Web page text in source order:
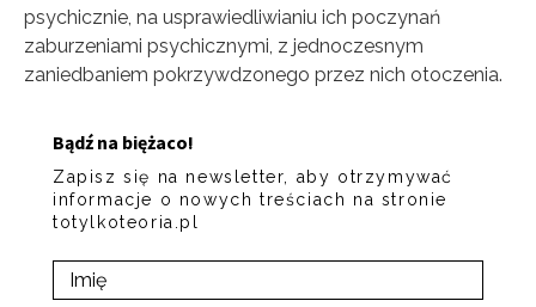
psychicznie, na usprawiedliwianiu ich poczynań
zaburzeniami psychicznymi, z jednoczesnym
zaniedbaniem pokrzywdzonego przez nich otoczenia.
Bądź na biężaco!
Zapisz się na newsletter, aby otrzymywać
informacje o nowych treściach na stronie
totylkoteoria.pl